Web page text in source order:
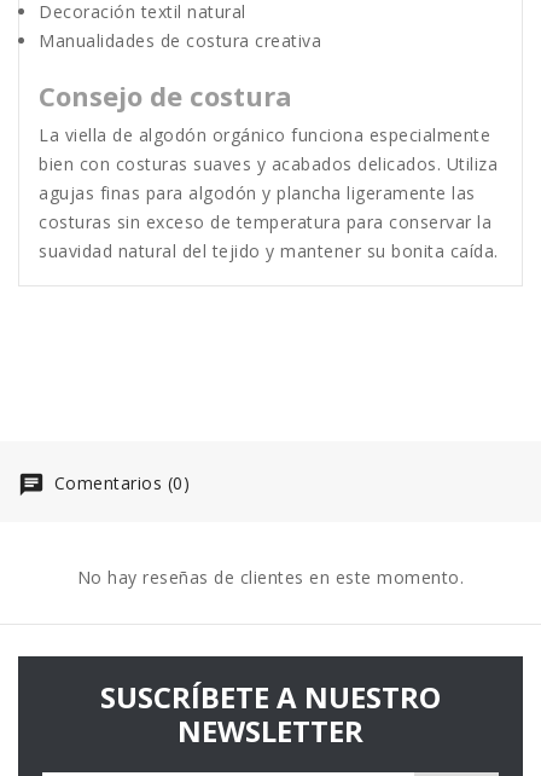
Decoración textil natural
Manualidades de costura creativa
Consejo de costura
La viella de algodón orgánico funciona especialmente
bien con costuras suaves y acabados delicados. Utiliza
agujas finas para algodón y plancha ligeramente las
costuras sin exceso de temperatura para conservar la
suavidad natural del tejido y mantener su bonita caída.
Comentarios (0)
No hay reseñas de clientes en este momento.
SUSCRÍBETE A NUESTRO
NEWSLETTER